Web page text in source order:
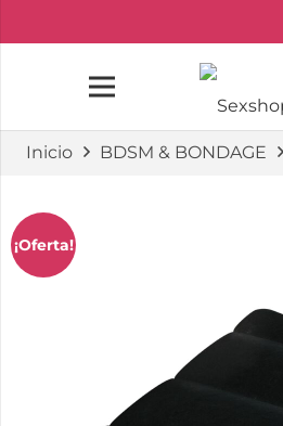
Inicio BDSM & BONDAGE
¡Oferta!